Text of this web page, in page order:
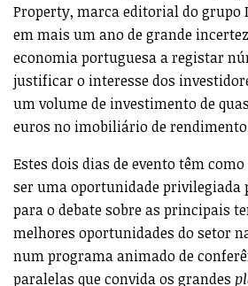
Property, marca editorial do grupo
em mais um ano de grande
economia portuguesa a registar
justificar o interesse dos
um volume de investimento de
euros no imobiliário de rendimento
Estes dois dias de evento têm
ser uma oportunidade privilegiada
para o debate sobre as principais
melhores oportunidades do setor
num programa animado de
paralelas que convida os grandes